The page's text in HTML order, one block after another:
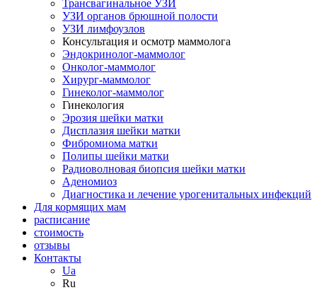
Трансвагинальное УЗИ
УЗИ органов брюшной полости
УЗИ лимфоузлов
Консультация и осмотр маммолога
Эндокринолог-маммолог
Онколог-маммолог
Хирург-маммолог
Гинеколог-маммолог
Гинекология
Эрозия шейки матки
Дисплазия шейки матки
Фибромиома матки
Полипы шейки матки
Радиоволновая биопсия шейки матки
Аденомиоз
Диагностика и лечение урогенитальных инфекций
Для кормящих мам
расписание
стоимость
отзывы
Контакты
Ua
Ru